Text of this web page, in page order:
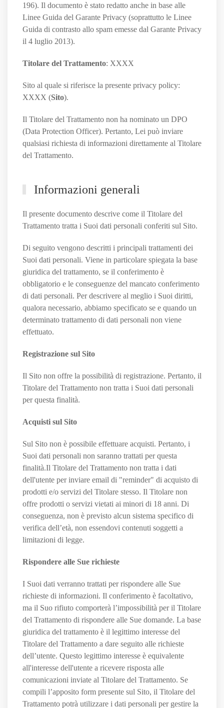
196). Il documento è stato redatto anche in base alle
Linee Guida del Garante Privacy (soprattutto le Linee
Guida di contrasto allo spam emesse dal Garante Privacy
il 4 luglio 2013).
Titolare del Trattamento: XXXX
Sito al quale si riferisce la presente privacy policy:
XXXX (Sito).
Il Titolare del Trattamento non ha nominato un DPO
(Data Protection Officer). Pertanto, Lei può inviare
qualsiasi richiesta di informazioni direttamente al Titolare
del Trattamento.
Informazioni generali
Il presente documento descrive come il Titolare del
Trattamento tratta i Suoi dati personali conferiti sul Sito.
Di seguito vengono descritti i principali trattamenti dei
Suoi dati personali. Viene in particolare spiegata la base
giuridica del trattamento, se il conferimento è
obbligatorio e le conseguenze del mancato conferimento
di dati personali. Per descrivere al meglio i Suoi diritti,
qualora necessario, abbiamo specificato se e quando un
determinato trattamento di dati personali non viene
effettuato.
Registrazione sul Sito
Il Sito non offre la possibilità di registrazione. Pertanto, il
Titolare del Trattamento non tratta i Suoi dati personali
per questa finalità.
Acquisti sul Sito
Sul Sito non è possibile effettuare acquisti. Pertanto, i
Suoi dati personali non saranno trattati per questa
finalità.Il Titolare del Trattamento non tratta i dati
dell'utente per inviare email di "reminder" di acquisto di
prodotti e/o servizi del Titolare stesso. Il Titolare non
offre prodotti o servizi vietati ai minori di 18 anni. Di
conseguenza, non è previsto alcun sistema specifico di
verifica dell’età, non essendovi contenuti soggetti a
limitazioni di legge.
Rispondere alle Sue richieste
I Suoi dati verranno trattati per rispondere alle Sue
richieste di informazioni. Il conferimento è facoltativo,
ma il Suo rifiuto comporterà l’impossibilità per il Titolare
del Trattamento di rispondere alle Sue domande. La base
giuridica del trattamento è il legittimo interesse del
Titolare del Trattamento a dare seguito alle richieste
dell’utente. Questo legittimo interesse è equivalente
all'interesse dell'utente a ricevere risposta alle
comunicazioni inviate al Titolare del Trattamento. Se
compili l’apposito form presente sul Sito, il Titolare del
Trattamento potrà utilizzare i dati personali per gestire la